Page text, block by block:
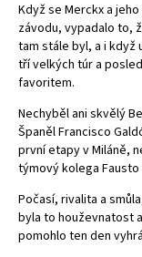
Když se Merckx a
závodu, vypadalo to,
tam stále byl, a i když
tří velkých túr a
favoritem.
Nechyběl ani skvělý
Španěl Francisco
první etapy v Miláně,
týmový kolega
Počasí, rivalita a
byla to houževnatost
pomohlo ten den